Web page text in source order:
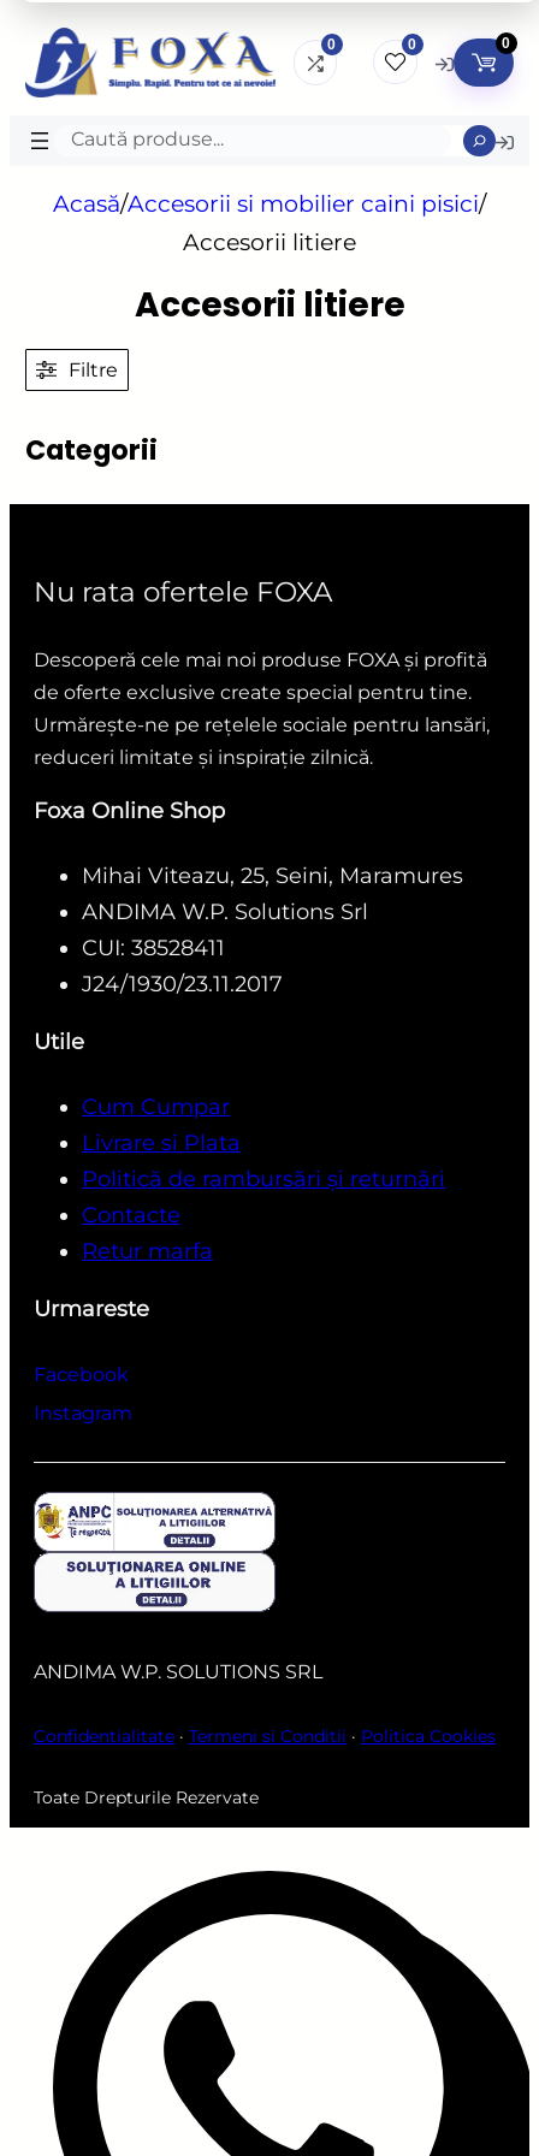
0 0 0
Caută
Acasă/Accesorii si mobilier caini pisici/
Accesorii litiere
Accesorii litiere
Filtre
Categorii
Nu rata ofertele FOXA
Descoperă cele mai noi produse FOXA și profită
de oferte exclusive create special pentru tine.
Urmărește-ne pe rețelele sociale pentru lansări,
reduceri limitate și inspirație zilnică.
Foxa Online Shop
Mihai Viteazu, 25, Seini, Maramures
ANDIMA W.P. Solutions Srl
CUI: 38528411
J24/1930/23.11.2017
Utile
Cum Cumpar
Livrare si Plata
Politică de rambursări și returnări
Contacte
Retur marfa
Urmareste
Facebook
Instagram
ANDIMA W.P. SOLUTIONS SRL
Confidentialitate · Termeni si Conditii · Politica Cookies
Toate Drepturile Rezervate